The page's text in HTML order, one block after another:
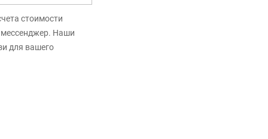
стоимости
Наши
для вашего